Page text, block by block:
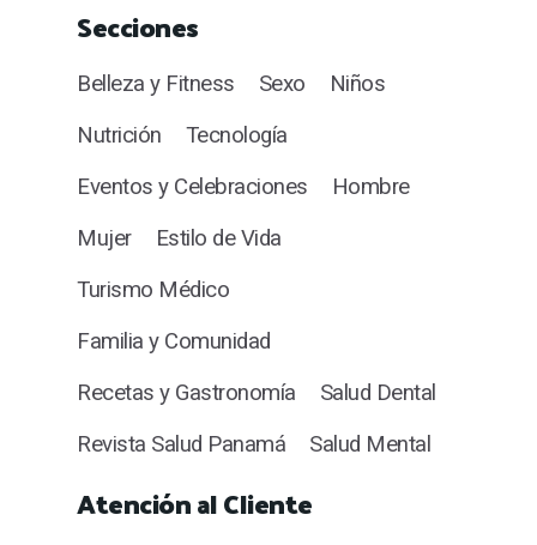
Secciones
Belleza y Fitness Sexo
Niños
Nutrición
Tecnología
Eventos y Celebraciones
Hombre
Mujer
Estilo de Vida
Turismo Médico
Familia y Comunidad
Recetas y Gastronomía
Salud Dental
Revista Salud Panamá
Salud Mental
Atención al Cliente